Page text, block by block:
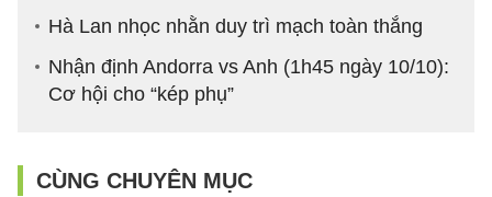
Hà Lan nhọc nhằn duy trì mạch toàn thắng
Nhận định Andorra vs Anh (1h45 ngày 10/10):
Cơ hội cho “kép phụ”
CÙNG CHUYÊN MỤC